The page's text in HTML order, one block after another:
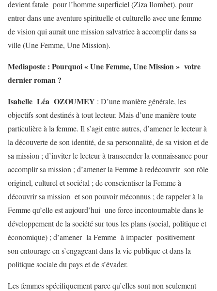
devient fatale pour l’homme superficiel (Ziza Ilombet), pour
entrer dans une aventure spirituelle et culturelle avec une femme
de vision qui aurait une mission salvatrice à accomplir dans sa
ville (Une Femme, Une Mission).
Mediaposte : Pourquoi « Une Femme, Une Mission » votre
dernier roman ?
Isabelle Léa OZOUMEY : D’une manière générale, les
objectifs sont destinés à tout lecteur. Mais d’une manière toute
particulière à la femme. Il s’agit entre autres, d’amener le lecteur à
la découverte de son identité, de sa personnalité, de sa vision et de
sa mission ; d’inviter le lecteur à transcender la connaissance pour
accomplir sa mission ; d’amener la Femme à redécouvrir son rôle
originel, culturel et sociétal ; de conscientiser la Femme à
découvrir sa mission et son pouvoir méconnus ; de rappeler à la
Femme qu’elle est aujourd’hui une force incontournable dans le
développement de la société sur tous les plans (social, politique et
économique) ; d’amener la Femme à impacter positivement
son entourage en s’engageant dans la vie publique et dans la
politique sociale du pays et de s’évader.
Les femmes spécifiquement parce qu’elles sont non seulement